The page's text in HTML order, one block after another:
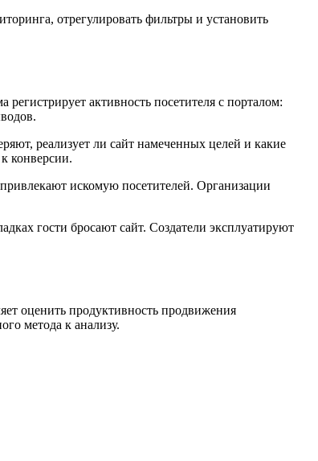
отрегулировать фильтры и установить
активность посетителя с порталом:
реализует ли сайт намеченных целей и какие
конверсии.
искомую посетителей. Организации
гости бросают сайт. Создатели эксплуатируют
оценить продуктивность продвижения
метода к анализу.